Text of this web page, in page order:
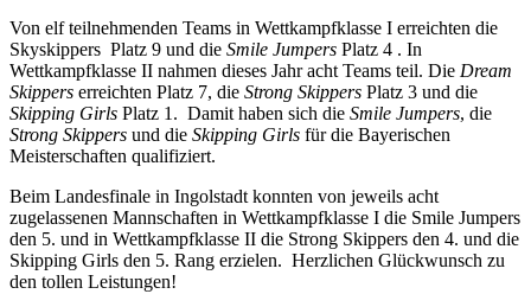
Von elf teilnehmenden Teams in Wettkampfklasse I erreichten die
Skyskippers Platz 9 und die Smile Jumpers Platz 4 . In
Wettkampfklasse II nahmen dieses Jahr acht Teams teil. Die Dream
Skippers erreichten Platz 7, die Strong Skippers Platz 3 und die
Skipping Girls Platz 1. Damit haben sich die Smile Jumpers, die
Strong Skippers und die Skipping Girls für die Bayerischen
Meisterschaften qualifiziert.
Beim Landesfinale in Ingolstadt konnten von jeweils acht
zugelassenen Mannschaften in Wettkampfklasse I die Smile Jumpers
den 5. und in Wettkampfklasse II die Strong Skippers den 4. und die
Skipping Girls den 5. Rang erzielen. Herzlichen Glückwunsch zu
den tollen Leistungen!